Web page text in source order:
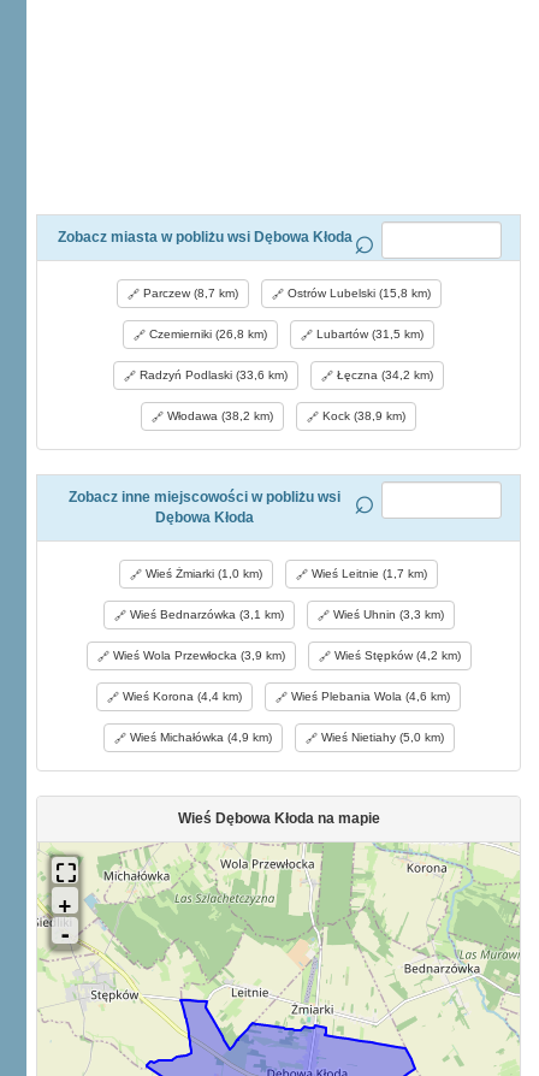
Zobacz miasta w pobliżu wsi Dębowa Kłoda
Parczew (8,7 km) Ostrów Lubelski (15,8 km)
Czemierniki (26,8 km) Lubartów (31,5 km)
Radzyń Podlaski (33,6 km) Łęczna (34,2 km)
Włodawa (38,2 km) Kock (38,9 km)
Zobacz inne miejscowości w pobliżu wsi
Dębowa Kłoda
Wieś Żmiarki (1,0 km) Wieś Leitnie (1,7 km)
Wieś Bednarzówka (3,1 km) Wieś Uhnin (3,3 km)
Wieś Wola Przewłocka (3,9 km) Wieś Stępków (4,2 km)
Wieś Korona (4,4 km) Wieś Plebania Wola (4,6 km)
Wieś Michałówka (4,9 km) Wieś Nietiahy (5,0 km)
Wieś Dębowa Kłoda na mapie